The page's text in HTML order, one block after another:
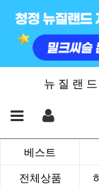
뉴 질 랜
베스트
전체상품